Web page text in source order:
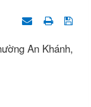
An Khánh,